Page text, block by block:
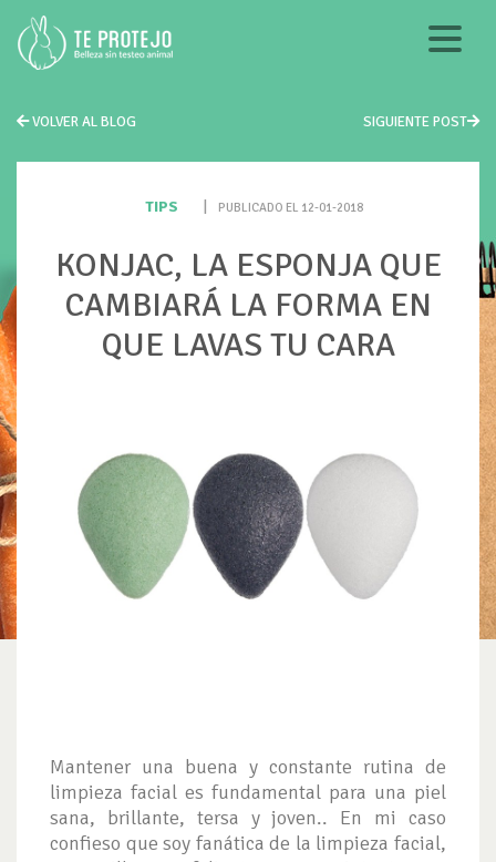
VOLVER AL BLOG SIGUIENTE POST
TIPS PUBLICADO EL 12-01-2018
KONJAC, LA ESPONJA QUE
CAMBIARÁ LA FORMA EN
QUE LAVAS TU CARA
Mantener una buena y constante rutina de
limpieza facial es fundamental para una piel
sana, brillante, tersa y joven.. En mi caso
confieso que soy fanática de la limpieza facial,